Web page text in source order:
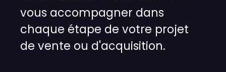
vous accompagner dans
chaque étape de votre projet
de vente ou d'acquisition.